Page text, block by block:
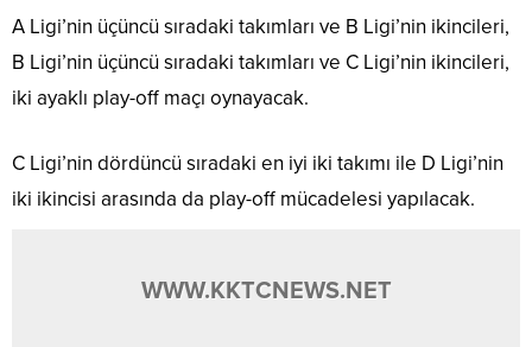
A Ligi’nin üçüncü sıradaki takımları ve B Ligi’nin ikincileri,
B Ligi’nin üçüncü sıradaki takımları ve C Ligi’nin ikincileri,
iki ayaklı play-off maçı oynayacak.
C Ligi’nin dördüncü sıradaki en iyi iki takımı ile D Ligi’nin
iki ikincisi arasında da play-off mücadelesi yapılacak.
WWW.KKTCNEWS.NET